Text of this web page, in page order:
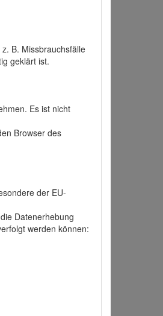
B. Missbrauchsfälle
geklärt ist.
Es ist nicht
Browser des
der EU-
Datenerhebung
werden können: